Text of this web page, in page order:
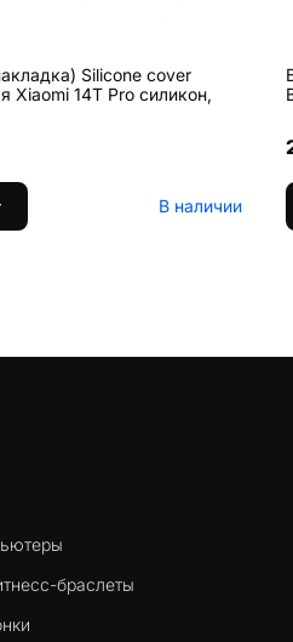
Silicone cover
Xiaomi 14T Pro силикон,
В наличии
браслеты